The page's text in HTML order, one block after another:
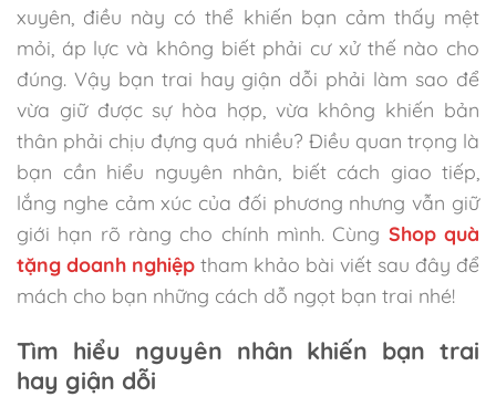
xuyên, điều này có thể khiến bạn cảm thấy mệt
mỏi, áp lực và không biết phải cư xử thế nào cho
đúng. Vậy bạn trai hay giận dỗi phải làm sao để
vừa giữ được sự hòa hợp, vừa không khiến bản
thân phải chịu đựng quá nhiều? Điều quan trọng là
bạn cần hiểu nguyên nhân, biết cách giao tiếp,
lắng nghe cảm xúc của đối phương nhưng vẫn giữ
giới hạn rõ ràng cho chính mình. Cùng Shop quà
tặng doanh nghiệp tham khảo bài viết sau đây để
mách cho bạn những cách dỗ ngọt bạn trai nhé!
Tìm hiểu nguyên nhân khiến bạn trai
hay giận dỗi